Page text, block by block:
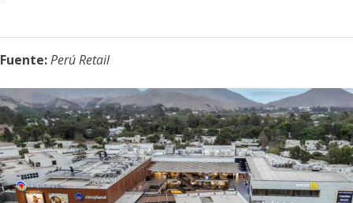
Fuente:Perú Retail